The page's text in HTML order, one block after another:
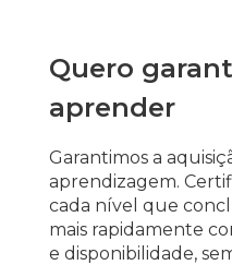
Quero
aprender
Garantimos a
aprendizagem.
cada nível que
mais rapidamente
e disponibilidade,